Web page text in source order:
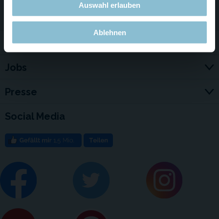
Auswahl erlauben
Ablehnen
Service & Kontakt
Für Firmen
Jobs
Presse
Social Media